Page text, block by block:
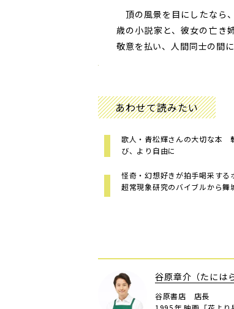
頂の風景を目にしたなら
歳の小説家と、彼女の亡き
敬意を払い、人間同士の間
あわせて読みたい
歌人・青松輝さんの大切な本
び、より自由に
怪奇・幻想好きが拍手喝采す
超常現象研究のバイブルから舞
谷原章介（たには
谷原書店 店長